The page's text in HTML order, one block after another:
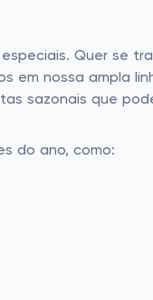
Quer se
em nossa ampla
sazonais que
do ano, como: